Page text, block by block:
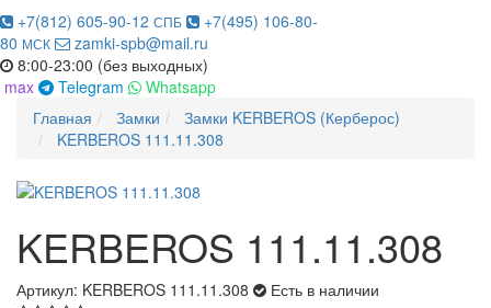
+7(812) 605-90-12 СПБ
+7(495) 106-80-
80 МСК
zamki-spb@mail.ru
8:00-23:00 (без выходных)
max
Telegram
Whatsapp
Главная
Замки
Замки KERBEROS (Керберос)
KERBEROS 111.11.308
KERBEROS 111.11.308
Артикул: KERBEROS 111.11.308
Есть в наличии